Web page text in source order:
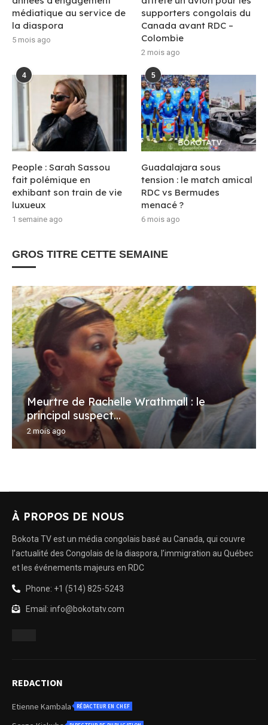
médiatique au service de
la diaspora
5 mois ago
supporters congolais du
Canada avant RDC –
Colombie
2 mois ago
4
People : Sarah Sassou
fait polémique en
exhibant son train de vie
luxueux
1 semaine ago
5
Guadalajara sous
tension : le match amical
RDC vs Bermudes
menacé ?
6 mois ago
GROS TITRE CETTE SEMAINE
Meurtre de Rachelle Wrathmall : le
principal suspect...
2 mois ago
À PROPOS DE NOUS
Bokota TV est un média congolais basé au Canada, qui couvre
l’actualité des Congolais de la diaspora, l’immigration au Québec
et les événements majeurs en RDC
Phone: +1 (514) 825-5243
Email: info@bokotatv.com
REDACTION
Etienne Kambala RÉDACTEUR EN CHEF